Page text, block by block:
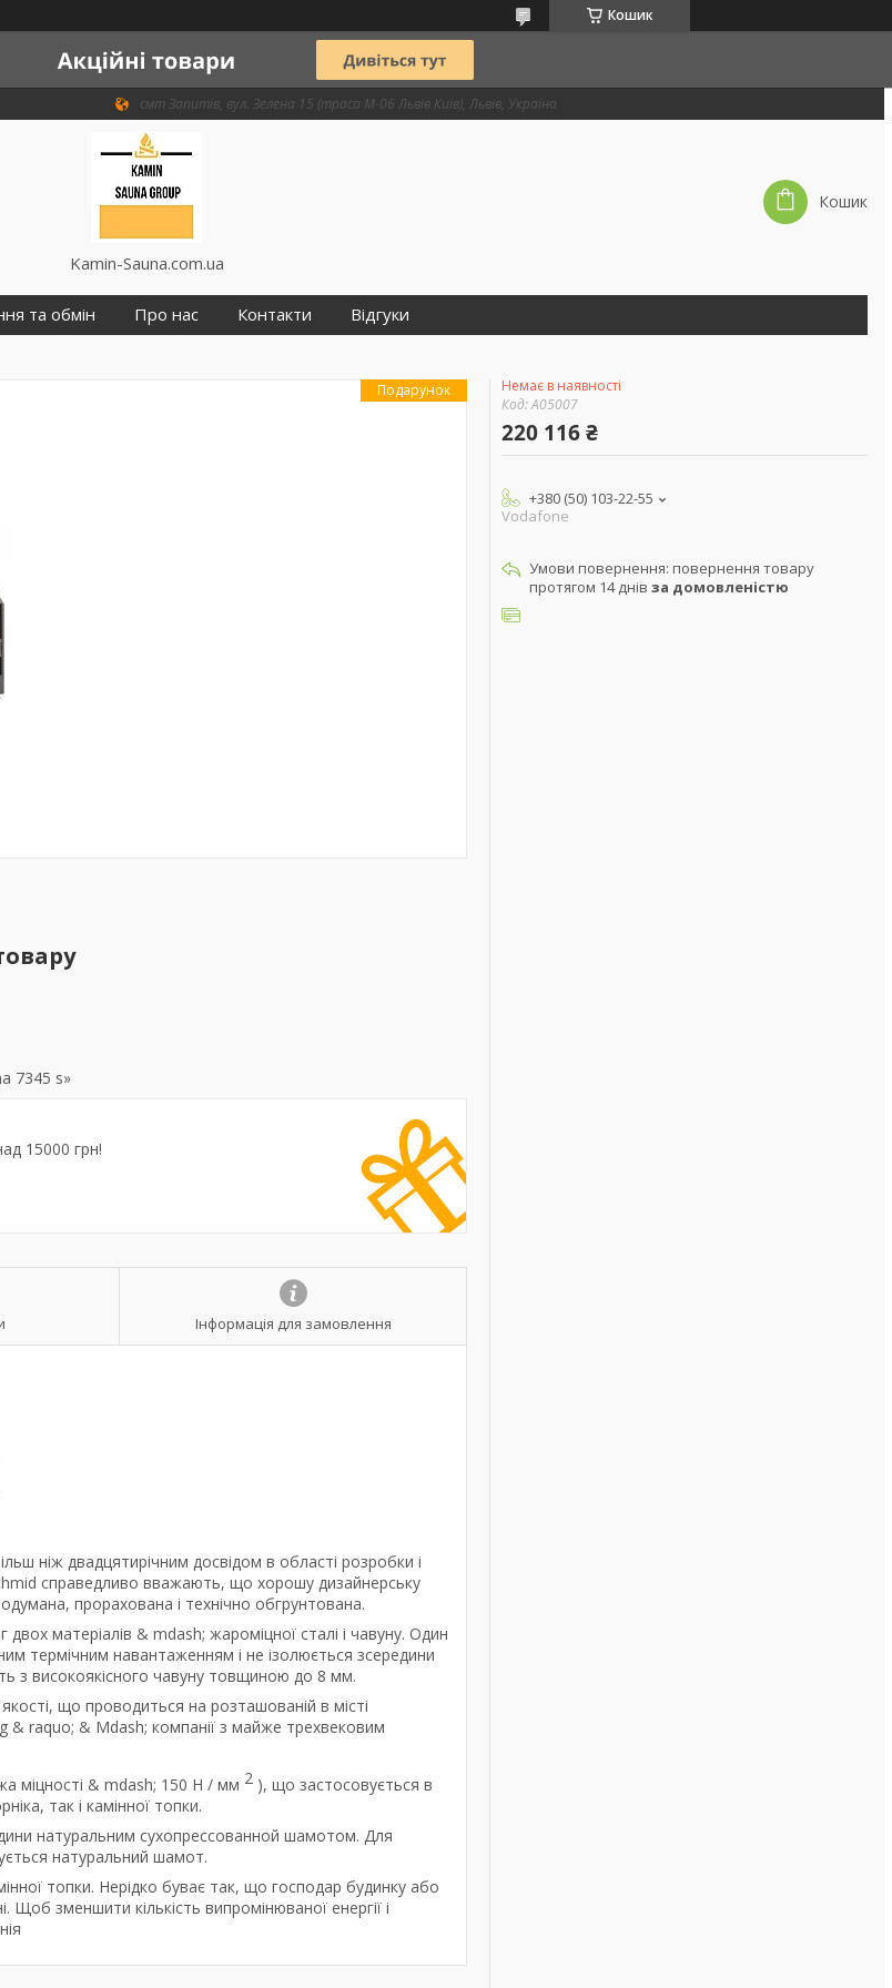
Кошик
смт Запитів, вул. Зелена 15 (траса М-06 Львів Київ), Львів, Україна
Kamin-Sauna.com.ua
Кошик
та обмін Про нас Контакти Відгуки
Подарунок
7345 s»
15000 грн!
Інформація для замовлення
ніж двадцятирічним досвідом в області розробки і
справедливо вважають, що хорошу дизайнерську
прорахована і технічно обгрунтована.
матеріалів & mdash; жароміцної сталі і чавуну. Один
термічним навантаженням і не ізолюється зсередини
з високоякісного чавуну товщиною до 8 мм.
що проводиться на розташованій в місті
& raquo; & Mdash; компанії з майже трехвековим
міцності & mdash; 150 Н / мм 2 ), що застосовується в
так і камінної топки.
натуральним сухопрессованной шамотом. Для
натуральний шамот.
топки. Нерідко буває так, що господар будинку або
зменшити кількість випромінюваної енергії і
Немає в наявності
Код:А05007
220 116 ₴
+380 (50) 103-22-55
Vodafone
повернення товару
протягом 14 днів за домовленістю